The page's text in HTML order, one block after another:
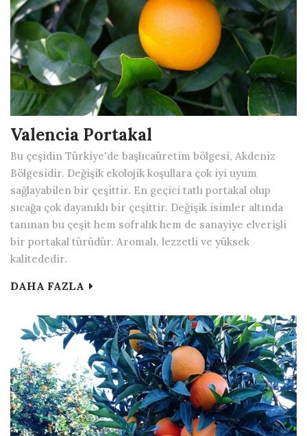
Valencia Portakal
Bu çeşidin Türkiye'de başlıcaüretim bölgesi, Akdeniz
Bölgesidir. Değişik ekolojik koşullara çok iyi uyum
sağlayabilen bir çeşittir. En geçici tatlı portakal olup
sıcağa çok dayanıklı bir çeşittir. Değişik isimler altında
tanınan bu çeşit hem sofralık hem de sanayiye elverişli
bir portakal türüdür. Aromalı, lezzetli ve yüksek
kalitededir.
DAHA FAZLA